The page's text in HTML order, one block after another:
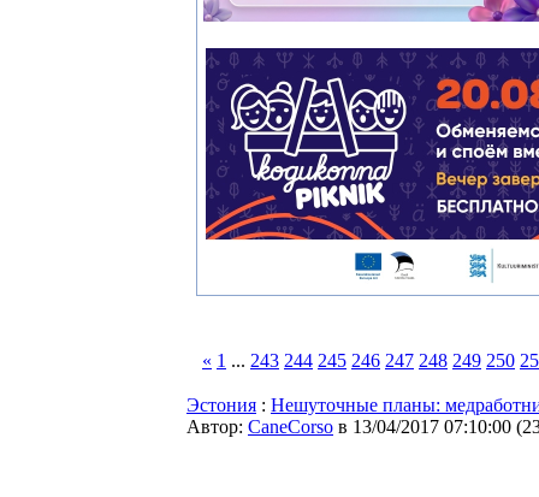
« 1 ... 243 244 245 246 247 248 249 250
Эстония : Нешуточные планы:
Автор: CaneCorso в 13/04/2017 07:10:00 (